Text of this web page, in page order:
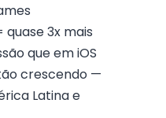
3x mais
que em iOS
crescendo —
Latina e